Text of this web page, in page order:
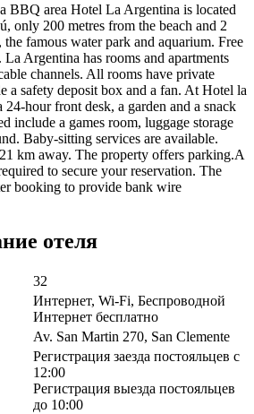
BBQ area Hotel La Argentina is located
only 200 metres from the beach and 2
famous water park and aquarium. Free
Argentina has rooms and apartments
channels. All rooms have private
a safety deposit box and a fan. At Hotel la
hour front desk, a garden and a snack
include a games room, luggage storage
Baby-sitting services are available.
km away. The property offers parking.A
to secure your reservation. The
booking to provide bank wire
отеля
32
Интернет, Wi-Fi, Беспроводной
Интернет бесплатно
Av. San Martin 270, San Clemente
Регистрация заезда постояльцев с
12:00
Регистрация выезда постояльцев
до 10:00